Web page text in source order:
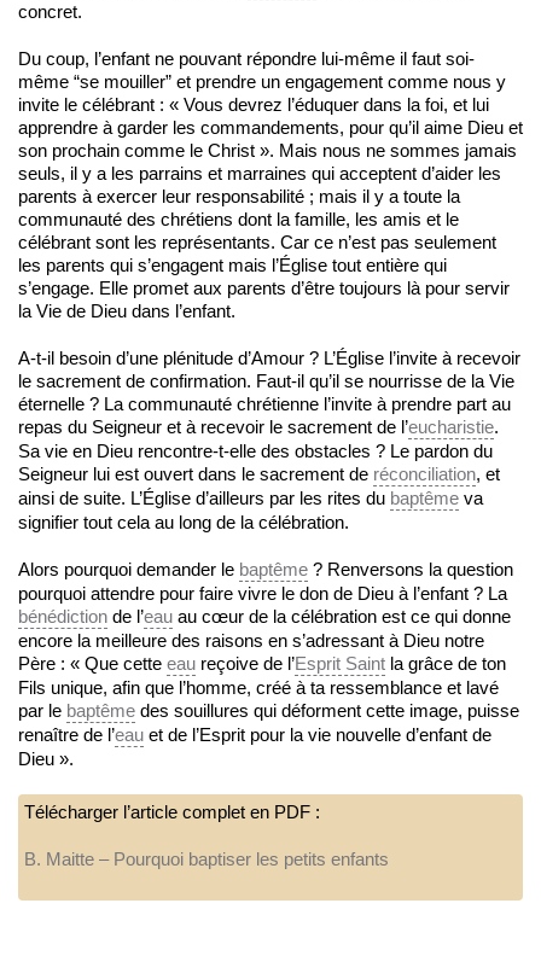
concret.
Du coup, l’enfant ne pouvant répondre lui-même il faut soi-
même “se mouiller” et prendre un engagement comme nous y
invite le célébrant : « Vous devrez l’éduquer dans la foi, et lui
apprendre à garder les commandements, pour qu’il aime Dieu et
son prochain comme le Christ ». Mais nous ne sommes jamais
seuls, il y a les parrains et marraines qui acceptent d’aider les
parents à exercer leur responsabilité ; mais il y a toute la
communauté des chrétiens dont la famille, les amis et le
célébrant sont les représentants. Car ce n’est pas seulement
les parents qui s’engagent mais l’Église tout entière qui
s’engage. Elle promet aux parents d’être toujours là pour servir
la Vie de Dieu dans l’enfant.
A-t-il besoin d’une plénitude d’Amour ? L’Église l’invite à recevoir
le sacrement de confirmation. Faut-il qu’il se nourrisse de la Vie
éternelle ? La communauté chrétienne l’invite à prendre part au
repas du Seigneur et à recevoir le sacrement de l’eucharistie.
Sa vie en Dieu rencontre-t-elle des obstacles ? Le pardon du
Seigneur lui est ouvert dans le sacrement de réconciliation, et
ainsi de suite. L’Église d’ailleurs par les rites du baptême va
signifier tout cela au long de la célébration.
Alors pourquoi demander le baptême ? Renversons la question
pourquoi attendre pour faire vivre le don de Dieu à l’enfant ? La
bénédiction de l’eau au cœur de la célébration est ce qui donne
encore la meilleure des raisons en s’adressant à Dieu notre
Père : « Que cette eau reçoive de l’Esprit Saint la grâce de ton
Fils unique, afin que l’homme, créé à ta ressemblance et lavé
par le baptême des souillures qui déforment cette image, puisse
renaître de l’eau et de l’Esprit pour la vie nouvelle d’enfant de
Dieu ».
Télécharger l’article complet en PDF :
B. Maitte – Pourquoi baptiser les petits enfants